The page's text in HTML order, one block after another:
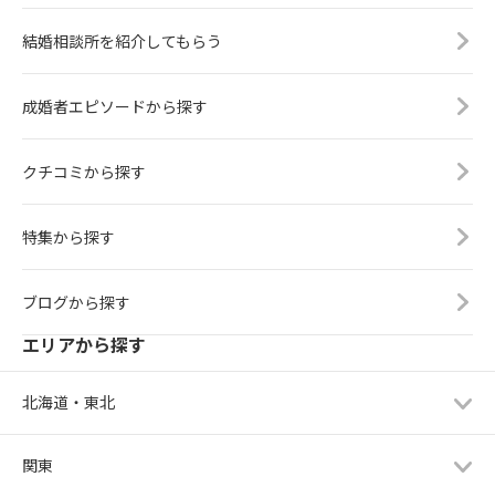
結婚相談所を紹介してもらう
成婚者エピソードから探す
クチコミから探す
特集から探す
ブログから探す
エリアから探す
北海道・東北
関東